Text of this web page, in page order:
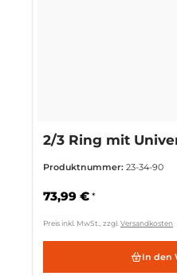
2/3 Ring mit
Produktnummer: 23-34-90
73,99 € *
Preis inkl. MwSt., zzgl. Versandkosten
In den